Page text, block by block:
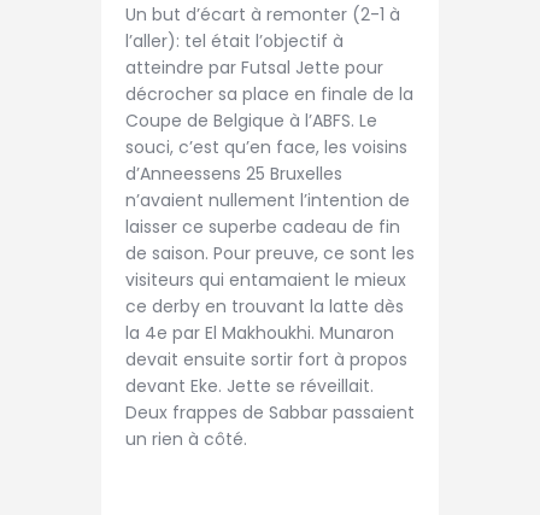
Un but d’écart à remonter (2-1 à
l’aller): tel était l’objectif à
atteindre par Futsal Jette pour
décrocher sa place en finale de la
Coupe de Belgique à l’ABFS. Le
souci, c’est qu’en face, les voisins
d’Anneessens 25 Bruxelles
n’avaient nullement l’intention de
laisser ce superbe cadeau de fin
de saison. Pour preuve, ce sont les
visiteurs qui entamaient le mieux
ce derby en trouvant la latte dès
la 4e par El Makhoukhi. Munaron
devait ensuite sortir fort à propos
devant Eke. Jette se réveillait.
Deux frappes de Sabbar passaient
un rien à côté.